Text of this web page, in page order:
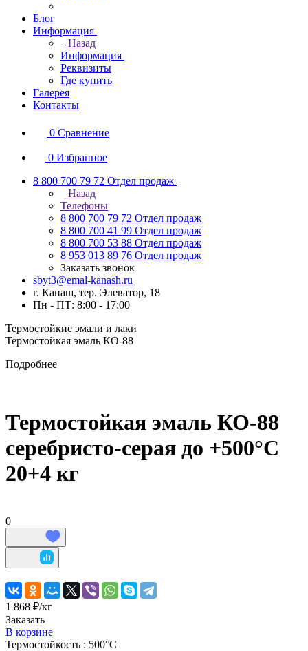
Блог
Информация
Назад
Информация
Реквизиты
Где купить
Галерея
Контакты
0 Сравнение
0 Избранное
8 800 700 79 72 Отдел продаж
Назад
Телефоны
8 800 700 79 72 Отдел продаж
8 800 700 41 99 Отдел продаж
8 800 700 53 88 Отдел продаж
8 953 013 89 76 Отдел продаж
Заказать звонок
sbyt3@emal-kanash.ru
г. Канаш, тер. Элеватор, 18
Пн - ПТ: 8:00 - 17:00
Термостойкие эмали и лаки
Термостойкая эмаль КО-88
Подробнее
Термостойкая эмаль КО-88
серебристо-серая до +500°C
20+4 кг
0
1 868 ₽/кг
Заказать
В корзине
Термостойкость : 500°C